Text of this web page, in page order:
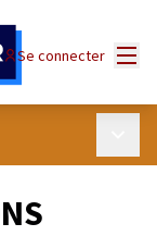
Se connecter